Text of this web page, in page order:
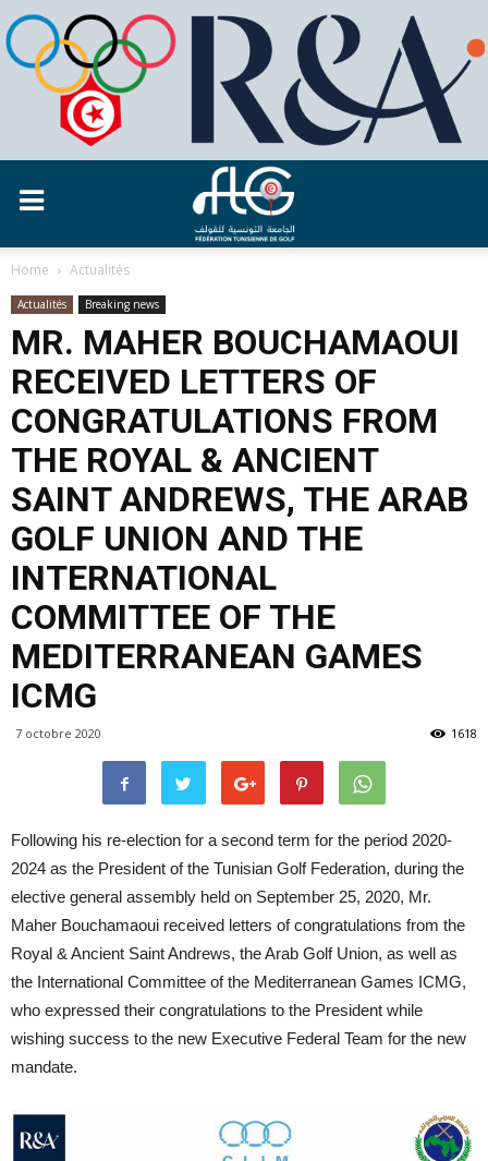
Home Actualités
Actualités Breaking news
MR. MAHER BOUCHAMAOUI
RECEIVED LETTERS OF
CONGRATULATIONS FROM
THE ROYAL & ANCIENT
SAINT ANDREWS, THE ARAB
GOLF UNION AND THE
INTERNATIONAL
COMMITTEE OF THE
MEDITERRANEAN GAMES
ICMG
7 octobre 2020 1618
Following his re-election for a second term for the period 2020-
2024 as the President of the Tunisian Golf Federation, during the
elective general assembly held on September 25, 2020, Mr.
Maher Bouchamaoui received letters of congratulations from the
Royal & Ancient Saint Andrews, the Arab Golf Union, as well as
the International Committee of the Mediterranean Games ICMG,
who expressed their congratulations to the President while
wishing success to the new Executive Federal Team for the new
mandate.